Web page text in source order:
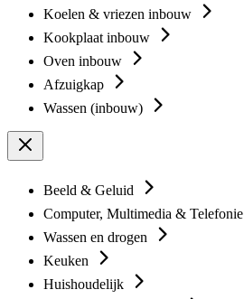
Koelen & vriezen inbouw
Kookplaat inbouw
Oven inbouw
Afzuigkap
Wassen (inbouw)
Beeld & Geluid
Computer, Multimedia & Telefonie
Wassen en drogen
Keuken
Huishoudelijk